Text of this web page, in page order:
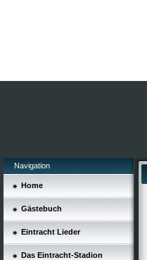
Navigation
Home
Gästebuch
Eintracht Lieder
Das Eintracht-Stadion